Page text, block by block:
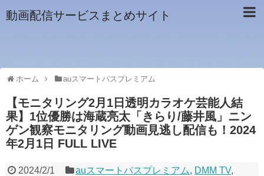
動画配信サービスまとめサイト
ホーム auスマートパスプレミアム
【モニタリング2月1日透明カラオケ芸能人結
果】1位優勝は海蔵亮太「きらり/藤井風」ニン
ゲン観察モニタリング動画見逃し配信も！2024
年2月1日 FULL LIVE
2024/2/1 auスマートパスプレミアム, DMM TV,